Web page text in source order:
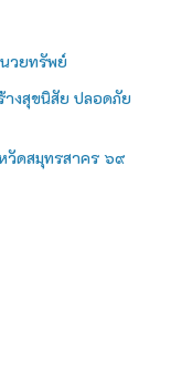
วยทรัพย์
างสุขนิสัย ปลอดภัย
วัดสมุทรสาคร ๖๙